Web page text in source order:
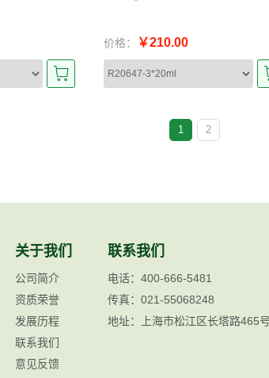
价格： ￥210.00
1 2
关于我们
公司简介
资质荣誉
发展历程
联系我们
意见反馈
联系我们
电话：400-666-5481
传真：021-55068248
地址：上海市松江区长塔路465